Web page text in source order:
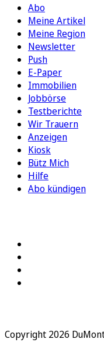
Abo
Meine Artikel
Meine Region
Newsletter
Push
E-Paper
Immobilien
Jobbörse
Testberichte
Wir Trauern
Anzeigen
Kiosk
Bütz Mich
Hilfe
Abo kündigen
Copyright 2026